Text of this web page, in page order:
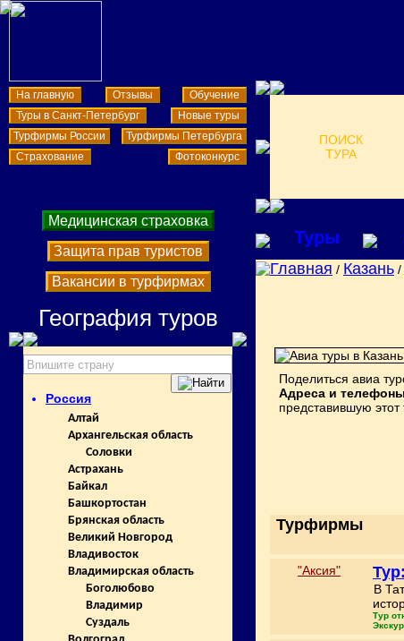
На главную Отзывы
Обучение
Туры в Санкт-Петербург
Новые туры
Турфирмы России
Турфирмы Петербурга
Страхование
Фотоконкурс
ПОИСК
ТУРА
Медицинская страховка
Защита прав туристов
Вакансии в турфирмах
География туров
Россия
Алтай
Архангельская область
Соловки
Астрахань
Байкал
Башкортостан
Брянская область
Великий Новгород
Владивосток
Владимирская область
Боголюбово
Владимир
Суздаль
Туры
Главная / Казань /
Поделиться авиа
Адреса и телефоны
представившую этот
Турфирмы
"Аксия"
В
Тур